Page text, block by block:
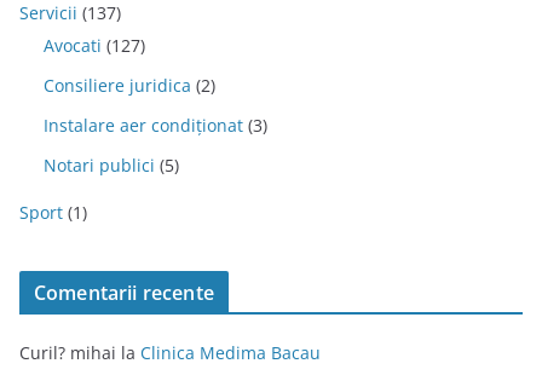
Servicii (137)
Avocati (127)
Consiliere juridica (2)
Instalare aer condiționat (3)
Notari publici (5)
Sport (1)
Comentarii recente
Curil? mihai la Clinica Medima Bacau